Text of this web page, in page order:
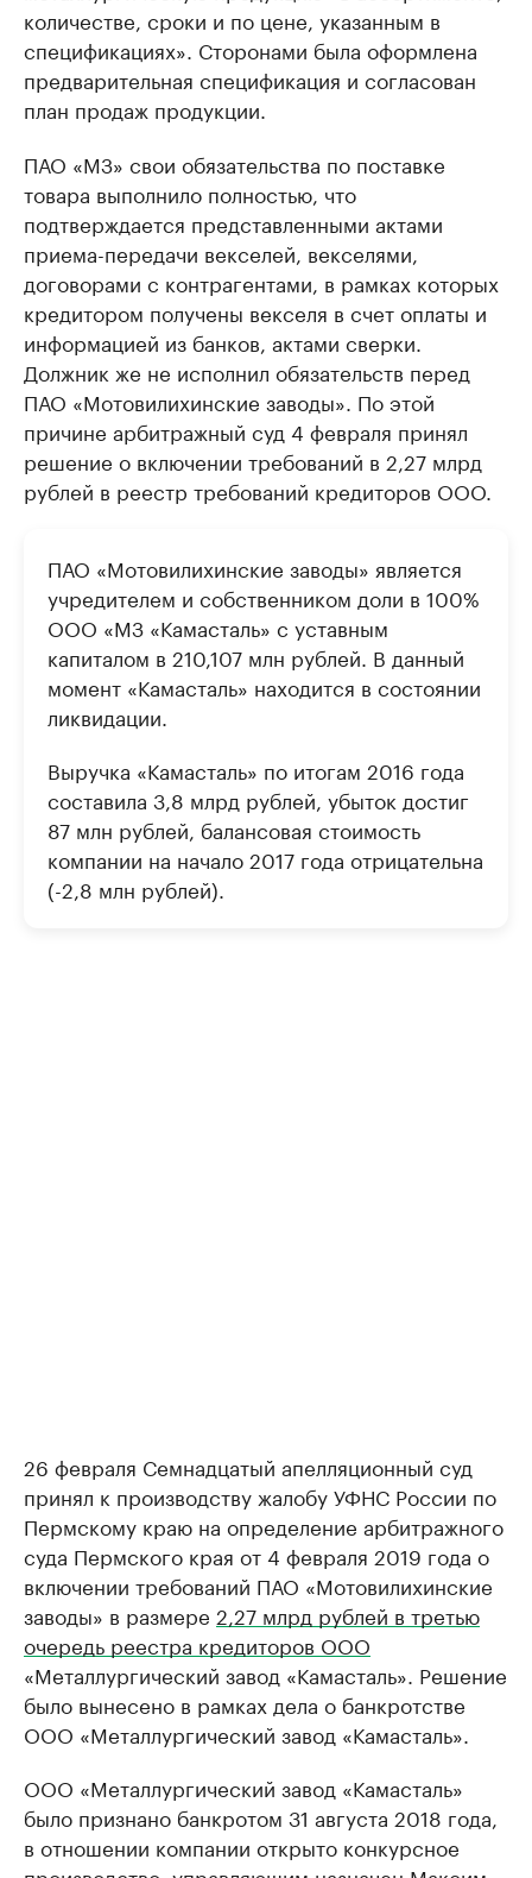
количестве, сроки и по цене, указанным в
спецификациях». Сторонами была оформлена
предварительная спецификация и согласован
план продаж продукции.
ПАО «МЗ» свои обязательства по поставке
товара выполнило полностью, что
подтверждается представленными актами
приема-передачи векселей, векселями,
договорами с контрагентами, в рамках которых
кредитором получены векселя в счет оплаты и
информацией из банков, актами сверки.
Должник же не исполнил обязательств перед
ПАО «Мотовилихинские заводы». По этой
причине арбитражный суд 4 февраля принял
решение о включении требований в 2,27 млрд
рублей в реестр требований кредиторов ООО.
ПАО «Мотовилихинские заводы» является
учредителем и собственником доли в 100%
ООО «МЗ «Камасталь» с уставным
капиталом в 210,107 млн рублей. В данный
момент «Камасталь» находится в состоянии
ликвидации.
Выручка «Камасталь» по итогам 2016 года
составила 3,8 млрд рублей, убыток достиг
87 млн рублей, балансовая стоимость
компании на начало 2017 года отрицательна
(-2,8 млн рублей).
26 февраля Семнадцатый апелляционный суд
принял к производству жалобу УФНС России по
Пермскому краю на определение арбитражного
суда Пермского края от 4 февраля 2019 года о
включении требований ПАО «Мотовилихинские
заводы» в размере 2,27 млрд рублей в третью
очередь реестра кредиторов ООО
«Металлургический завод «Камасталь». Решение
было вынесено в рамках дела о банкротстве
ООО «Металлургический завод «Камасталь».
ООО «Металлургический завод «Камасталь»
было признано банкротом 31 августа 2018 года,
в отношении компании открыто конкурсное